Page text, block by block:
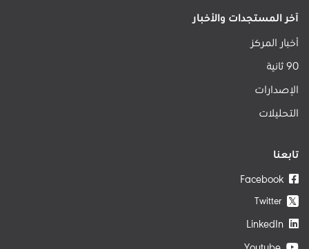
آخر المستجدات والأخبار
أخبار المركز
90 ثانية
الإصدارات
التحليلات
تابعنا
𝕏
Twitter